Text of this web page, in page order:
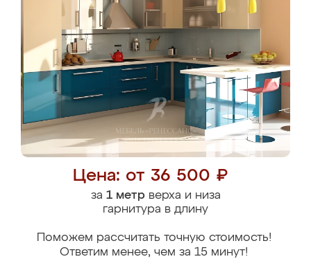
Цена: от 36 500 ₽
за 1 метрверха и низа
гарнитура в длину
Поможем рассчитать точную стоимость!
Ответим менее, чем за 15 минут!